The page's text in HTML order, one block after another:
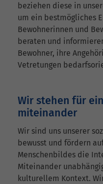
beziehen diese in
um ein bestmögliches
Bewohnerinnen und
beraten und
Bewohner, ihre
Vetretungen
Wir stehen für
miteinander
Wir sind uns unserer
bewusst und fördern
Menschenbildes die
Miteinander
kulturellem Kontext.